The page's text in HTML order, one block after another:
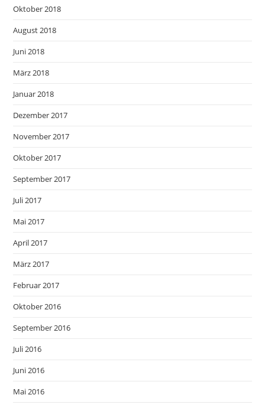
Oktober 2018
August 2018
Juni 2018
März 2018
Januar 2018
Dezember 2017
November 2017
Oktober 2017
September 2017
Juli 2017
Mai 2017
April 2017
März 2017
Februar 2017
Oktober 2016
September 2016
Juli 2016
Juni 2016
Mai 2016